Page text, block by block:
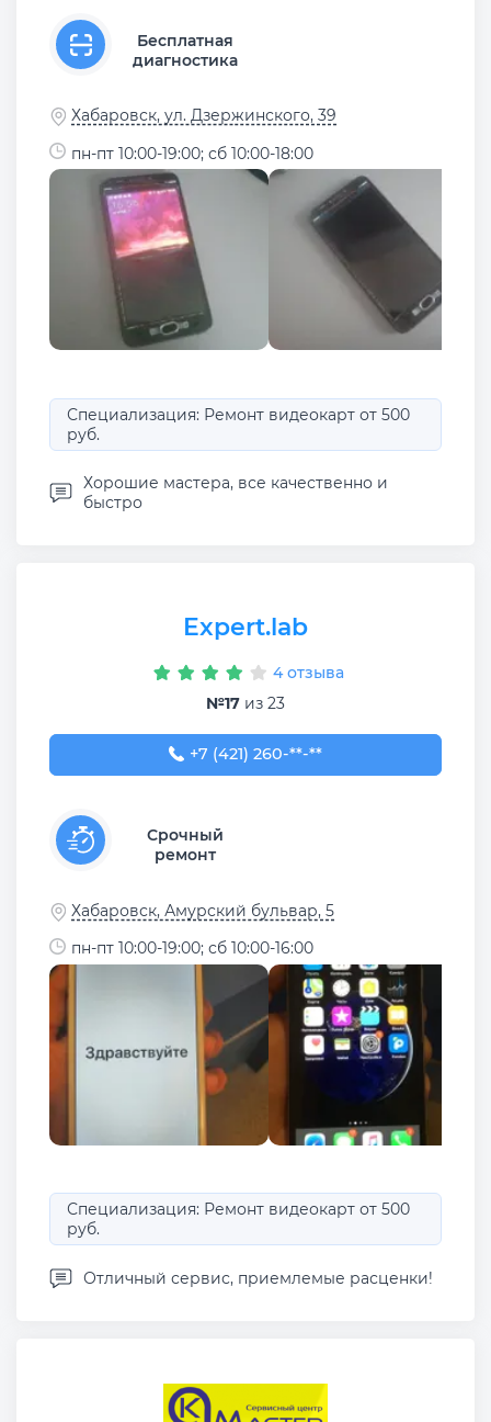
Бесплатная
диагностика
Хабаровск, ул. Дзержинского, 39
пн-пт 10:00-19:00; сб 10:00-18:00
Специализация: Ремонт видеокарт от 500
руб.
Хорошие мастера, все качественно и
быстро
Expert.lab
4 отзыва
№17 из 23
+7 (421) 260-76-03
+7 (421) 260-**-**
Срочный
ремонт
Хабаровск, Амурский бульвар, 5
пн-пт 10:00-19:00; сб 10:00-16:00
Специализация: Ремонт видеокарт от 500
руб.
Отличный сервис, приемлемые расценки!